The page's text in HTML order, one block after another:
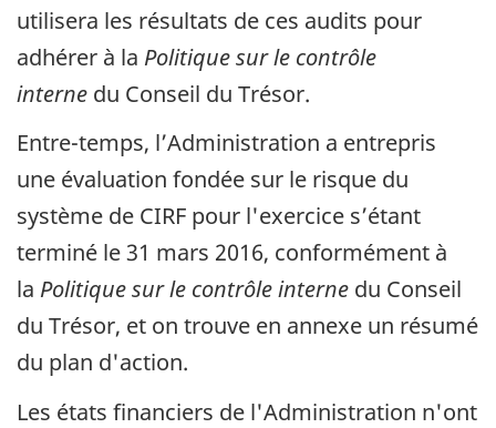
utilisera les résultats de ces audits pour
adhérer à la Politique sur le contrôle
interne du Conseil du Trésor.
Entre-temps, l’Administration a entrepris
une évaluation fondée sur le risque du
système de CIRF pour l'exercice s’étant
terminé le 31 mars 2016, conformément à
la Politique sur le contrôle interne du Conseil
du Trésor, et on trouve en annexe un résumé
du plan d'action.
Les états financiers de l'Administration n'ont